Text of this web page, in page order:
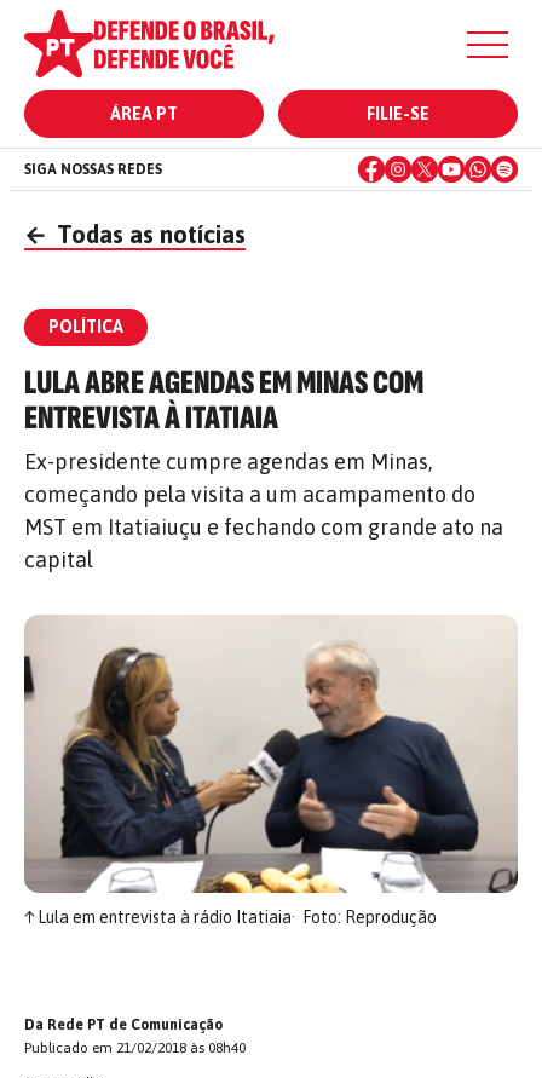
ÁREA PT FILIE-SE
SIGA NOSSAS REDES
← Todas as notícias
POLÍTICA
LULA ABRE AGENDAS EM MINAS COM
ENTREVISTA À ITATIAIA
Ex-presidente cumpre agendas em Minas,
começando pela visita a um acampamento do
MST em Itatiaiuçu e fechando com grande ato na
capital
↑Lula em entrevista à rádio Itatiaia Foto: Reprodução
Da Rede PT de Comunicação
Publicado em 21/02/2018 às 08h40